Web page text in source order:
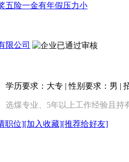
五险一金有年假压力小
限公司
学历要求：大专 | 性别要求：男 |
选煤专业、5年以上工作经验且持
职位][加入收藏][推荐给好友]